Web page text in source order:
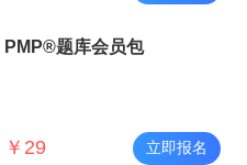
PMP®题库会员包
￥ 29 立即报名